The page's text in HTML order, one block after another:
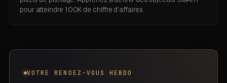
pour atteindre 100K de chiffre d'affaires.
VOTRE RENDEZ-VOUS HEBDO